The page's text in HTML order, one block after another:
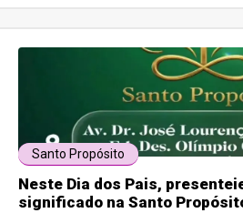
Santo Propósito
Neste Dia dos Pais,
significado na Santo